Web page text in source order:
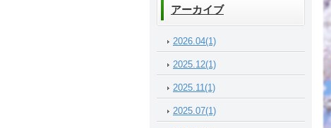
アーカイブ
2026.04(1)
2025.12(1)
2025.11(1)
2025.07(1)